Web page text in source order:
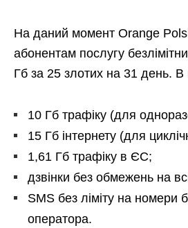
На даний момент Orange
абонентам послугу
Гб за 25 злотих на 31 день. В
10 Гб трафіку (для
15 Гб інтернету (для
1,61 Гб трафіку в ЄС;
дзвінки без обмежень на
SMS без ліміту на номери
оператора.